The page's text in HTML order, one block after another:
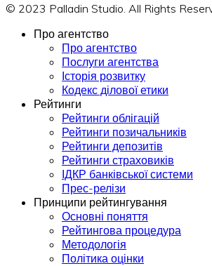
© 2023 Palladin Studio. All Rights
Про агентство
Про агентство
Послуги агентства
Історія розвитку
Кодекс ділової етики
Рейтинги
Рейтинги облігацій
Рейтинги позичальників
Рейтинги депозитів
Рейтинги страховиків
ІДКР банківської системи
Прес-релізи
Принципи рейтингування
Основні поняття
Рейтингова процедура
Методологія
Політика оцінки